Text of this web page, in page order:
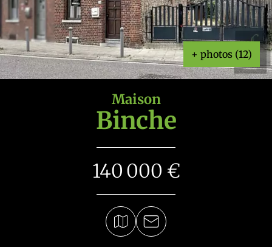
+ photos (12)
Maison
Binche
140 000 €